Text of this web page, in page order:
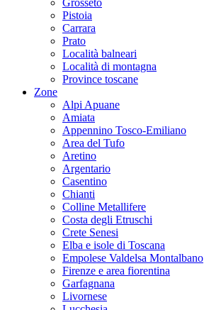
Grosseto
Pistoia
Carrara
Prato
Località balneari
Località di montagna
Province toscane
Zone
Alpi Apuane
Amiata
Appennino Tosco-Emiliano
Area del Tufo
Aretino
Argentario
Casentino
Chianti
Colline Metallifere
Costa degli Etruschi
Crete Senesi
Elba e isole di Toscana
Empolese Valdelsa Montalbano
Firenze e area fiorentina
Garfagnana
Livornese